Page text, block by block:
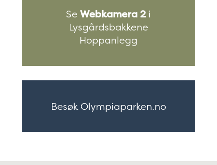
SeWebkamera 2i
Lysgårdsbakkene
Hoppanlegg
Besøk Olympiaparken.no